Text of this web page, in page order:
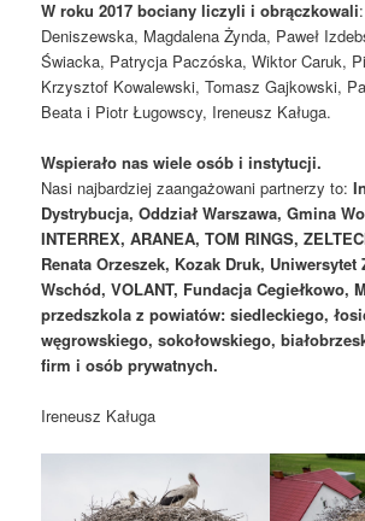
W roku 2017 bociany liczyli i obrączkowali
Deniszewska, Magdalena Żynda, Paweł
Świacka, Patrycja Paczóska, Wiktor Caruk,
Krzysztof Kowalewski, Tomasz Gajkowski,
Beata i Piotr Ługowscy, Ireneusz Kaługa.
Wspierało nas wiele osób i instytucji.
Nasi najbardziej zaangażowani partnerzy to:
Dystrybucja, Oddział Warszawa, Gmina
INTERREX, ARANEA, TOM RINGS,
Renata Orzeszek, Kozak Druk,
Wschód, VOLANT, Fundacja Cegiełkowo,
przedszkola z powiatów: siedleckiego,
węgrowskiego, sokołowskiego,
firm i osób prywatnych.
Ireneusz Kaługa